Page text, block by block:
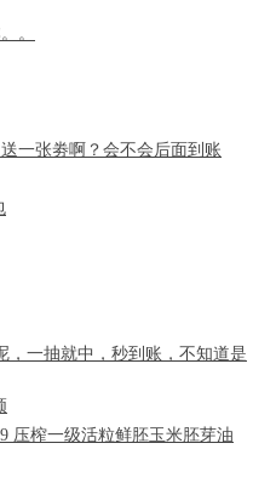
。
一张劵啊？会不会后面到账
，一抽就中，秒到账，不知道是
压榨一级活粒鲜胚玉米胚芽油